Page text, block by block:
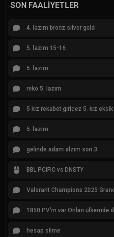
SON FAALIYETLER
4. lazım bronz silver gold
5. lazım 15-16
5. lazım
reko 5. lazım
5 kız rekabet giricez 5. kız eksik
5. lazım
gelınde adam alzım son 3
BBL PCIFIC vs DNSTY
Valorant Champions 2025
1850 PV'm var Onları ülkemde
hesap silme